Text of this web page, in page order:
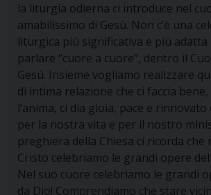
la liturgia odierna ci introduce nel
amabilissimo di Gesù. Non c’è una
liturgica più significativa e più
parlare “cuore a cuore”, dentro il
Gesù. Insieme vogliamo realizzare
di intima relazione che ci faccia bene,
l’anima, ci dia gioia, pace e
per la nostra vita e per il nostro
preghiera della Chiesa ci ricorda che
Cristo celebriamo le grandi opere
Nel suo cuore celebriamo le grandi
da Dio! Comprendiamo che stare